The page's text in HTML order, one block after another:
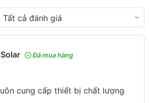
Đã mua hàng
cung cấp thiết bị chất lượng